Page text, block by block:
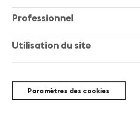
Professionnel
Utilisation du site
Paramètres des cookies